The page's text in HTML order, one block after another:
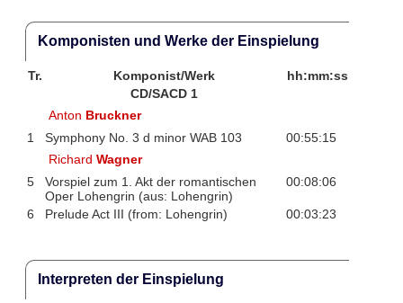
Komponisten und Werke der Einspielung
Tr. Komponist/Werk
hh:mm:ss
CD/SACD 1
Anton Bruckner
1
Symphony No. 3 d minor WAB 103
00:55:15
RichardWagner
5
Vorspiel zum 1. Akt der romantischen
Oper Lohengrin (aus: Lohengrin)
00:08:06
6 Prelude Act III (from: Lohengrin) 00:03:23
Interpreten der Einspielung